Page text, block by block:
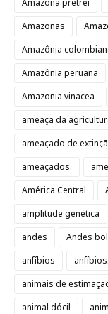
Amazona pretrei
Amazonas
Amazônia
Amazônia peruana
Amazonia vinacea
ameaça da
ameaçado de
ameaçados.
América Central
amplitude genética
andes
Andes
anfíbios
anfíbios.
animais de
animal dócil